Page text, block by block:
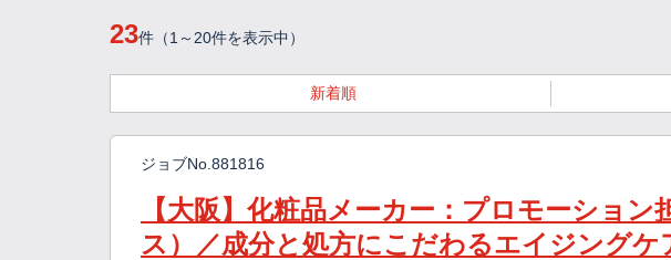
23件（1～20件を表示中）
新着順
ジョブNo.881816
【大阪】化粧品メーカー：プロモーション
ス）／成分と処方にこだわるエイジングケ